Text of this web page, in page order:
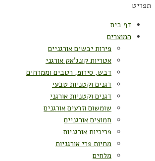
תפריט
דף בית
המוצרים
פירות יבשים אורגניים
אטריות קונג'אק אורגני
דבש, סירופ, רטבים וממרחים
דגנים וקטניות טבעי
דגנים וקטניות אורגני
שומשום וזרעים אורגנים
חמוצים אורגניים
פריכיות אורגניות
מחיות פרי אורגניות
מלחים